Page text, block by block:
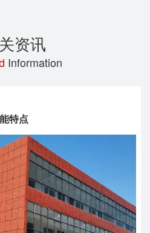
资讯
Information
特点